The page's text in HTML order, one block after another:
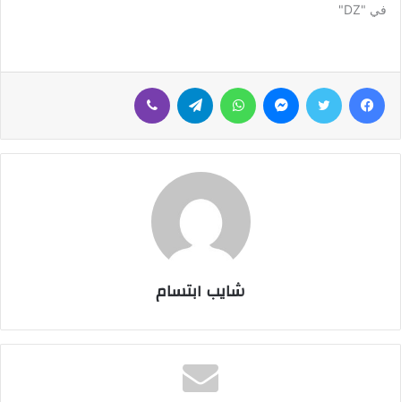
في "DZ"
فيسبوك تويتر ماسنجر واتساب تيلقرام
شايب ابتسام